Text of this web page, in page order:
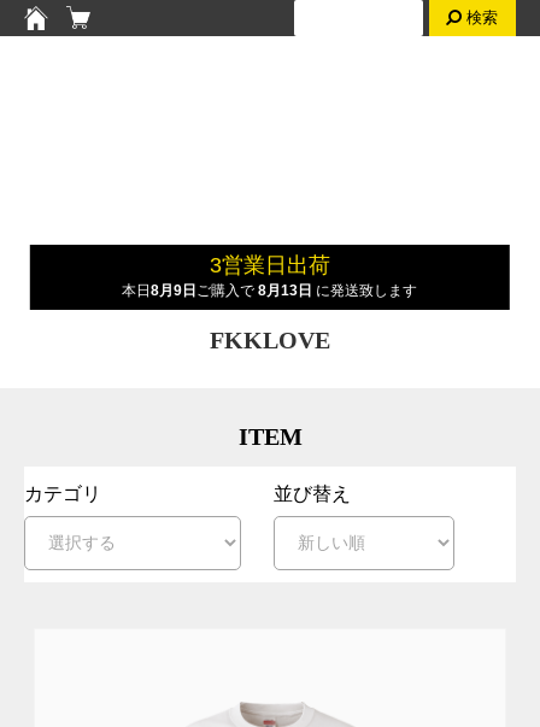
検索
3営業日出荷
本日8月9日 ご購入で 8月13日 に発送致します
FKKLOVE
ITEM
カテゴリ 並び替え